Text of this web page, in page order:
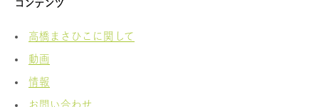
コンテンツ
高橋まさひこに関して
動画
情報
お問い合わせ